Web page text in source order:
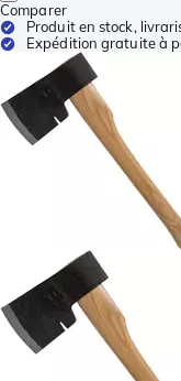
Comparer
Produit en stock,
Expédition gratuite à